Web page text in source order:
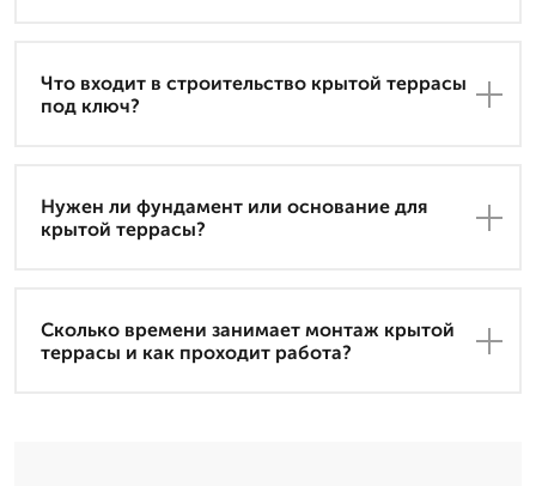
Что входит в строительство крытой террасы
под ключ?
Нужен ли фундамент или основание для
крытой террасы?
Сколько времени занимает монтаж крытой
террасы и как проходит работа?